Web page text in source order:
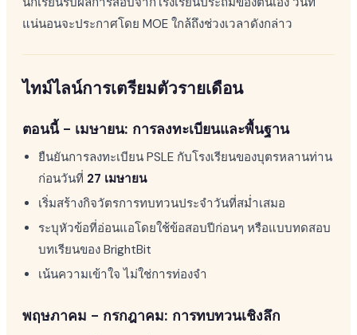
แน่นอนจะประกาศโดย MOE ใกล้ถึงช่วงเวลาดังกล่าว
ไทม์ไลน์การเตรียมตัวรายเดือน
ตอนนี้ – เมษายน: การลงทะเบียนและพื้นฐาน
ยืนยันการลงทะเบียน PSLE กับโรงเรียนของบุตรหลานท่าน
ก่อนวันที่ 27 เมษายน
เริ่มสร้างกิจวัตรการทบทวนประจำวันที่สม่ำเสมอ
ระบุหัวข้อที่อ่อนแอโดยใช้ข้อสอบปีก่อนๆ หรือแบบทดสอบ
บทเรียนของ BrightBit
เน้นความเข้าใจ ไม่ใช่การท่องจำ
พฤษภาคม – กรกฎาคม: การทบทวนเชิงลึก